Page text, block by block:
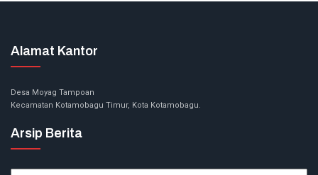
Alamat Kantor
Desa Moyag Tampoan
Kecamatan Kotamobagu Timur, Kota Kotamobagu.
Arsip Berita